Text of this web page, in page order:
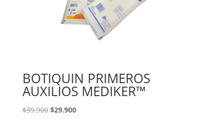
BOTIQUIN PRIMEROS
AUXILIOS MEDIKER™
$39.900 El
$29.900El